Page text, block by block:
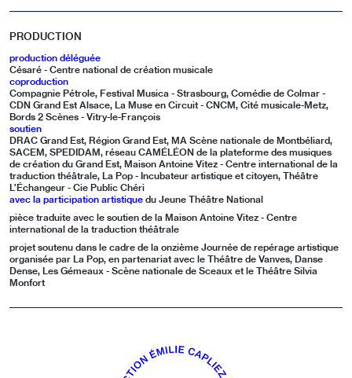
PRODUCTION
production déléguée
Césaré - Centre national de création musicale
coproduction
Compagnie Pétrole, Festival Musica - Strasbourg, Comédie de Colmar -
CDN Grand Est Alsace, La Muse en Circuit - CNCM, Cité musicale-Metz,
Bords 2 Scènes - Vitry-le-François
soutien
DRAC Grand Est, Région Grand Est, MA Scène nationale de Montbéliard,
SACEM, SPEDIDAM, réseau CAMÉLÉON de la plateforme des musiques
de création du Grand Est, Maison Antoine Vitez - Centre international de la
traduction théâtrale, La Pop - Incubateur artistique et citoyen, Théâtre
L’Échangeur - Cie Public Chéri
avec la participation artistique du Jeune Théâtre National
pièce traduite avec le soutien de la Maison Antoine Vitez - Centre
international de la traduction théâtrale
projet soutenu dans le cadre de la onzième Journée de repérage artistique
organisée par La Pop, en partenariat avec le Théâtre de Vanves, Danse
Dense, Les Gémeaux - Scène nationale de Sceaux et le Théâtre Silvia
Monfort